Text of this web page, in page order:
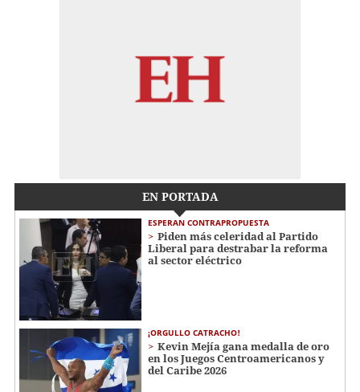
EN PORTADA
ESPERAN CONTRAPROPUESTA
Piden más celeridad al Partido
Liberal para destrabar la reforma
al sector eléctrico
¡ORGULLO CATRACHO!
Kevin Mejía gana medalla de oro
en los Juegos Centroamericanos y
del Caribe 2026